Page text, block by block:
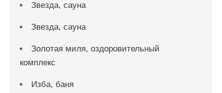
Звезда, сауна
Звезда, сауна
Золотая миля, оздоровительный
комплекс
Изба, баня